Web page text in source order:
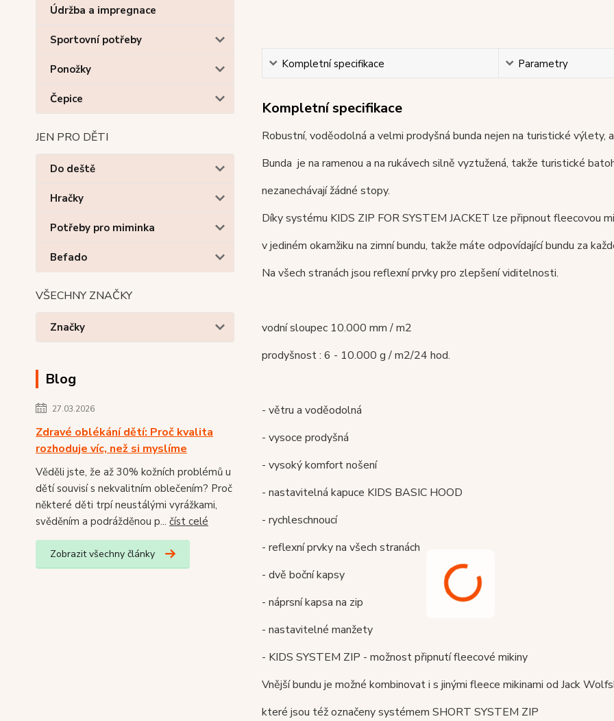
Údržba a impregnace
Sportovní potřeby
Ponožky
Čepice
JEN PRO DĚTI
Do deště
Hračky
Potřeby pro miminka
Befado
VŠECHNY ZNAČKY
Značky
Blog
27.03.2026
Zdravé oblékání dětí: Proč kvalita
rozhoduje víc, než si myslíme
Věděli jste, že až 30% kožních problémů u
dětí souvisí s nekvalitním oblečením? Proč
některé děti trpí neustálými vyrážkami,
svěděním a podrážděnou p... číst celé
Zobrazit všechny články
Kompletní specifikace Parametry
Kompletní specifikace
Robustní, voděodolná a velmi prodyšná bunda nejen na turistické výlety,
Bunda je na ramenou a na rukávech silně vyztužená, takže turistické
nezanechávají žádné stopy.
Díky systému KIDS ZIP FOR SYSTEM JACKET lze připnout fleecovou
v jediném okamžiku na zimní bundu, takže máte odpovídající bundu za
Na všech stranách jsou reflexní prvky pro zlepšení viditelnosti.
vodní sloupec 10.000 mm / m2
prodyšnost : 6 - 10.000 g / m2/24 hod.
- větru a voděodolná
- vysoce prodyšná
- vysoký komfort nošení
- nastavitelná kapuce KIDS BASIC HOOD
- rychleschnoucí
- reflexní prvky na všech stranách
- dvě boční kapsy
- náprsní kapsa na zip
- nastavitelné manžety
- KIDS SYSTEM ZIP - možnost připnutí fleecové mikiny
Vnější bundu je možné kombinovat i s jinými fleece mikinami od Jack
které jsou též označeny systémem SHORT SYSTEM ZIP